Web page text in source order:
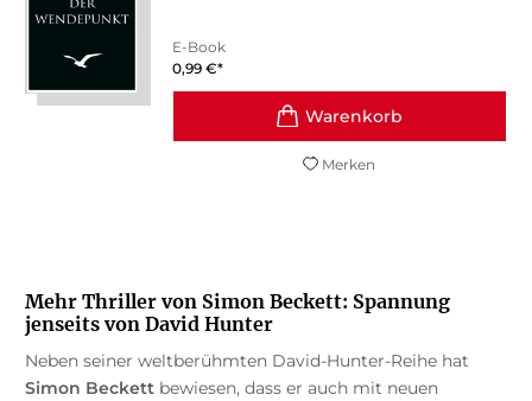
E-Book
0,99 €*
Merken
Mehr Thriller von Simon Beckett: Spannung
jenseits von David Hunter
Neben seiner weltberühmten David-Hunter-Reihe hat
Simon Beckettbewiesen, dass er auch mit neuen